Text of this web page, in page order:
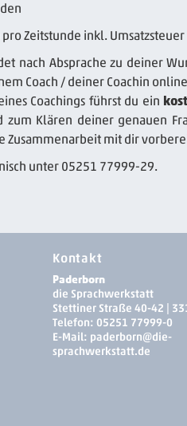
Zeitstunde inkl. Umsatzsteuer
nach Absprache zu deiner
Coach / deiner Coachin
Coachings führst du ein
Klären deiner genauen
Zusammenarbeit mit dir
unter 05251 77999-29.
Kontakt
Paderborn
die Sprachwerkstatt
Stettiner Straße 40-42 |
Telefon: 05251 77999-0
E-Mail: paderborn@die-
sprachwerkstatt.de